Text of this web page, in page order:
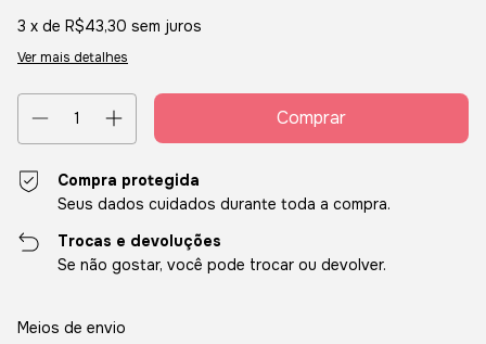
3 x de R$43,30 sem juros
Ver mais detalhes
Compra protegida
Seus dados cuidados durante toda a compra.
Trocas e devoluções
Se não gostar, você pode trocar ou devolver.
Entregas para o CEP:
Meios de envio